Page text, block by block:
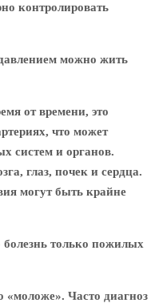
контролировать
можно жить
от времени, это
что может
систем и органов.
глаз, почек и сердца.
могут быть крайне
болезнь только пожилых
«моложе». Часто диагноз